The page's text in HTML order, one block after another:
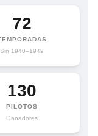
72
Sin 1940–1949
130
PILOTOS
Ganadores